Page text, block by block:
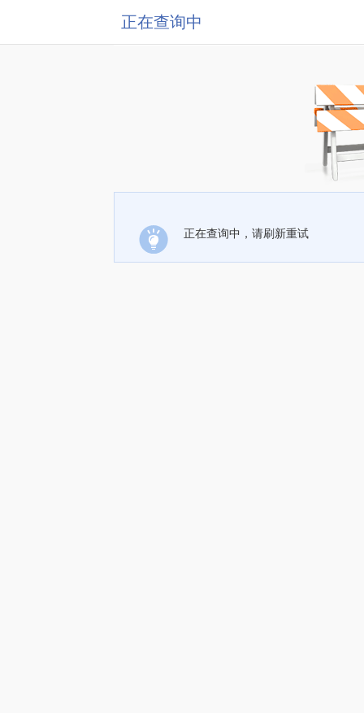
正在查询中
正在查询中，请刷新重试